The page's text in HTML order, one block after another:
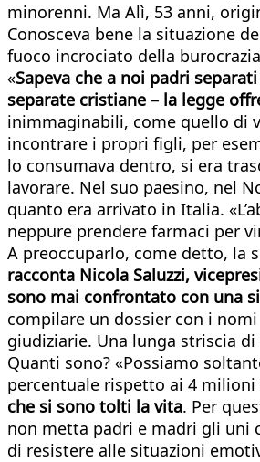
minorenni. Ma Alì, 53 anni,
Conosceva bene la situazione
fuoco incrociato della
«Sapeva che a noi padri
separate cristiane – la legge
inimmaginabili, come quello di
incontrare i propri figli, per
lo consumava dentro, si era
lavorare. Nel suo paesino, nel
quanto era arrivato in Italia.
neppure prendere farmaci per
A preoccuparlo, come detto, la
racconta Nicola Saluzzi,
sono mai confrontato con una
compilare un dossier con i
giudiziarie. Una lunga striscia
Quanti sono? «Possiamo
percentuale rispetto ai 4 milioni
che si sono tolti la vita. Per
non metta padri e madri gli uni
di resistere alle situazioni